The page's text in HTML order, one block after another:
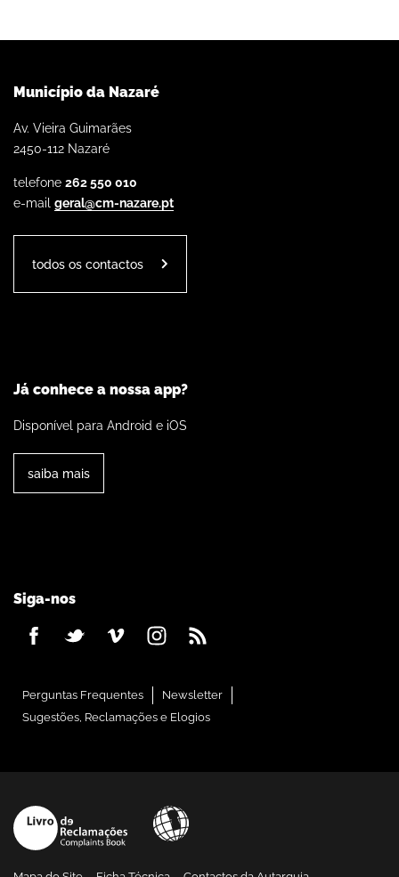
Município da Nazaré
Av. Vieira Guimarães
2450-112 Nazaré
telefone 262 550 010
e-mail geral@cm-nazare.pt
todos os contactos
Já conhece a nossa app?
Disponível para Android e iOS
saiba mais
Siga-nos
Perguntas Frequentes
Newsletter
Sugestões, Reclamações e Elogios